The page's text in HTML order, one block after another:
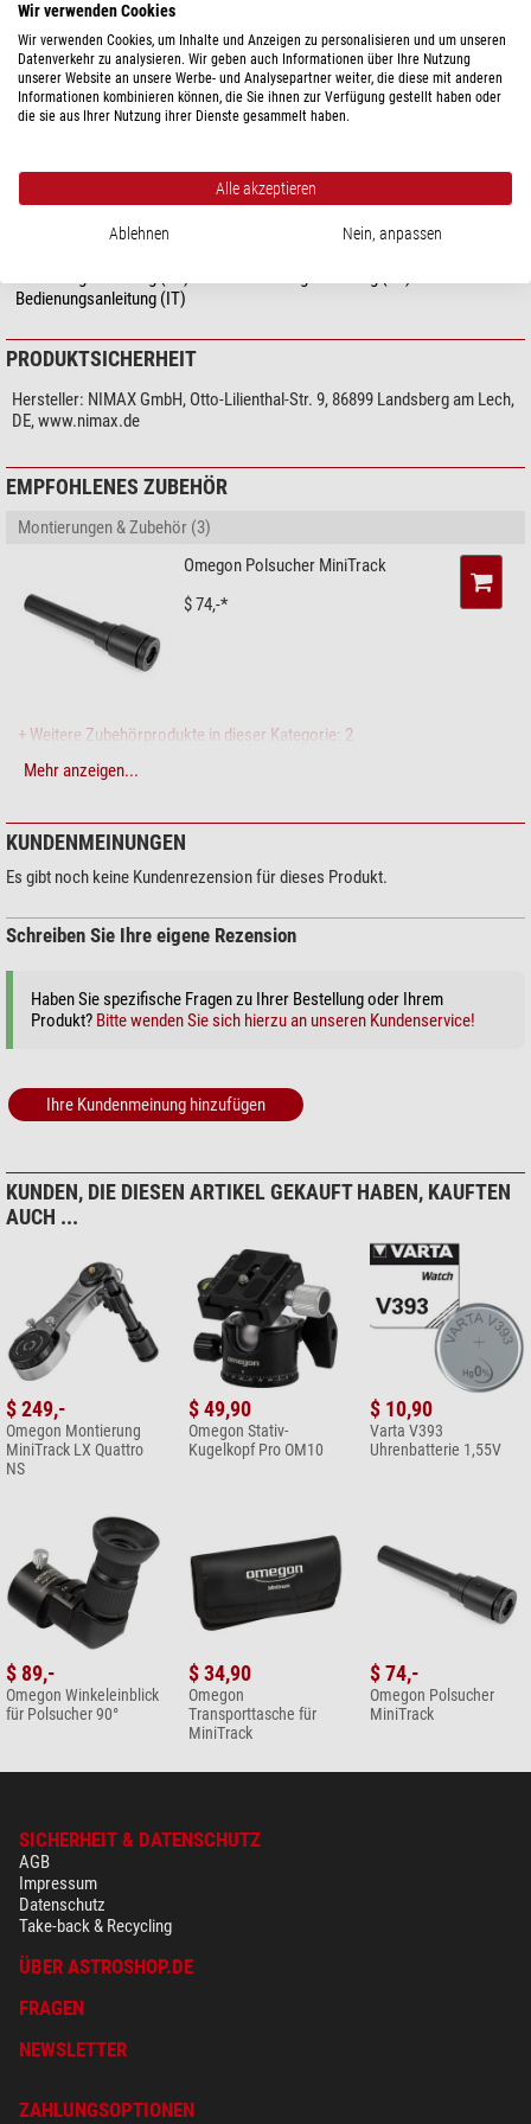
Zur Montage wird ein 1,5mm Innensechskantschlüssel benötigt.
Die richtige Batterie (V393) finden Sie unter "Empfohlenes Zubehör".
Auch passend für Skywatcher EQ 3-2, EQ 5, Meade LX 85, Celestron
AVX und weitere Montierungen.
Innendurchmesser (mm)
Farbe
schwarz
Material
Aluminium
Sonstiges
DOWNLOADS
Bedienungsanleitung (IT)
PRODUKTSICHERHEIT
Hersteller: NIMAX GmbH, Otto-Lilienthal-Str. 9, 86899 Landsberg am Lech,
DE, www.nimax.de
EMPFOHLENES ZUBEHÖR
Montierungen & Zubehör (3)
Omegon Polsucher MiniTrack
$ 74,-*
+ Weitere Zubehörprodukte in dieser Kategorie: 2
Sonstiges (1)
1,55V
$ 10,90*
Mehr anzeigen...
KUNDENMEINUNGEN
Es gibt noch keine Kundenrezension für dieses Produkt.
Schreiben Sie Ihre eigene Rezension
Haben Sie spezifische Fragen zu Ihrer Bestellung oder Ihrem
Produkt? Bitte wenden Sie sich hierzu an unseren Kundenservice!
Ihre Kundenmeinung hinzufügen
KUNDEN, DIE DIESEN ARTIKEL GEKAUFT HABEN, KAUFTEN
AUCH ...
$ 249,-
Omegon Montierung
MiniTrack LX Quattro
NS
$ 49,90
Omegon Stativ-
Kugelkopf Pro OM10
$ 10,90
Varta V393
Uhrenbatterie 1,55V
$ 89,-
Omegon Winkeleinblick
für Polsucher 90°
$ 34,90
Omegon
Transporttasche für
MiniTrack
$ 74,-
Omegon Polsucher
MiniTrack
SICHERHEIT & DATENSCHUTZ
AGB
Impressum
Datenschutz
Take-back & Recycling
ÜBER ASTROSHOP.DE
FRAGEN
NEWSLETTER
ZAHLUNGSOPTIONEN
Wir verwenden Cookies
Wir verwenden Cookies, um Inhalte und Anzeigen zu personalisieren und um unseren
Datenverkehr zu analysieren. Wir geben auch Informationen über Ihre Nutzung
unserer Website an unsere Werbe- und Analysepartner weiter, die diese mit anderen
Informationen kombinieren können, die Sie ihnen zur Verfügung gestellt haben oder
die sie aus Ihrer Nutzung ihrer Dienste gesammelt haben.
Alle akzeptieren
Ablehnen Nein, anpassen